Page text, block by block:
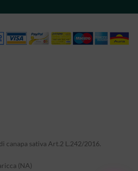
canapa sativa Art.2 L.242/2016.
(NA)